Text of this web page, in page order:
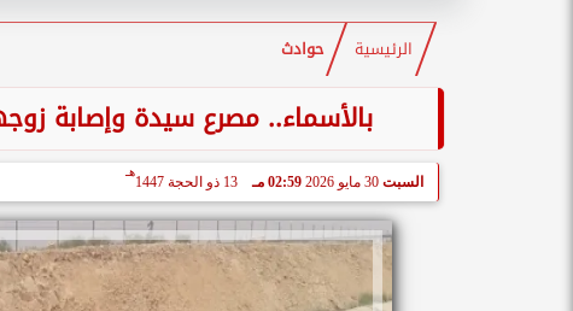
الرئيسية حوادث
بالأسماء.. مصرع سيدة وإصابة
السبت 30 مايو 2026 02:59 مـ 13 ذو الحجة 1447
هـ